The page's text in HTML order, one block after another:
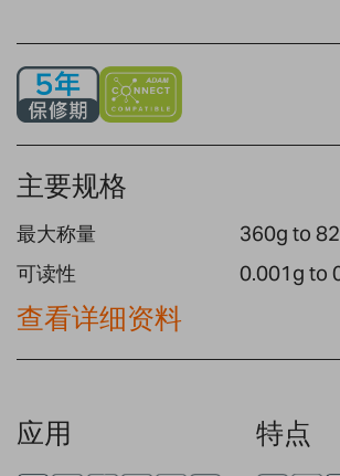
主要规格
最大称量
360g to
可读性
0.001g to
查看详细资料
应用 特点